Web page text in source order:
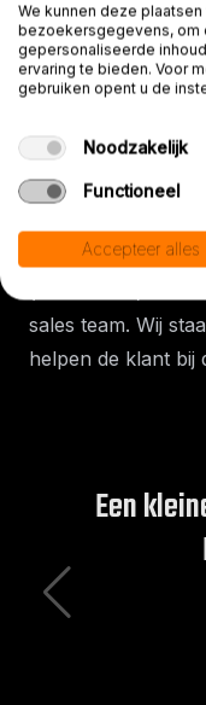
Contact
of meer
sales team. Wij
helpen de klant bij
Een
We kunnen deze
bezoekersgegevens, om
gepersonaliseerde
ervaring te bieden. Voor
gebruiken opent u de
Noodzakelijk
Functioneel
Accepteer alles